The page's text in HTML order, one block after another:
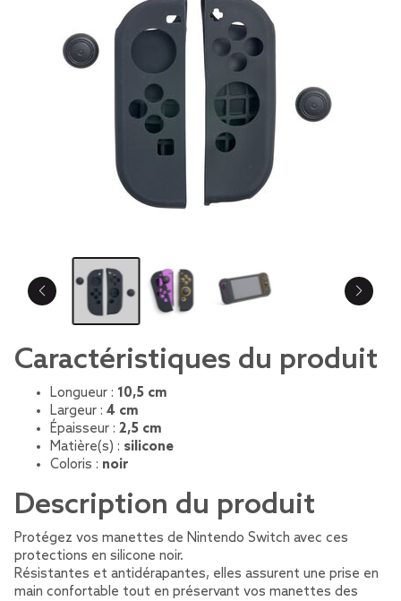
Caractéristiques du produit
Longueur : 10,5 cm
Largeur : 4 cm
Épaisseur : 2,5 cm
Matière(s) : silicone
Coloris : noir
Description du produit
Protégez vos manettes de Nintendo Switch avec ces
protections en silicone noir.
Résistantes et antidérapantes, elles assurent une prise en
main confortable tout en préservant vos manettes des